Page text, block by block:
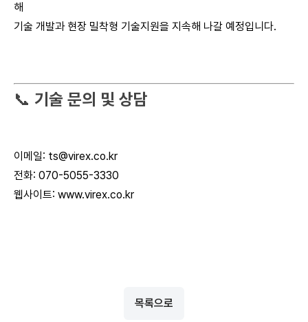
해
기술 개발과 현장 밀착형 기술지원을 지속해 나갈 예정입니다.
📞 기술 문의 및 상담
이메일: ts@virex.co.kr
전화: 070-5055-3330
웹사이트: www.virex.co.kr
목록으로